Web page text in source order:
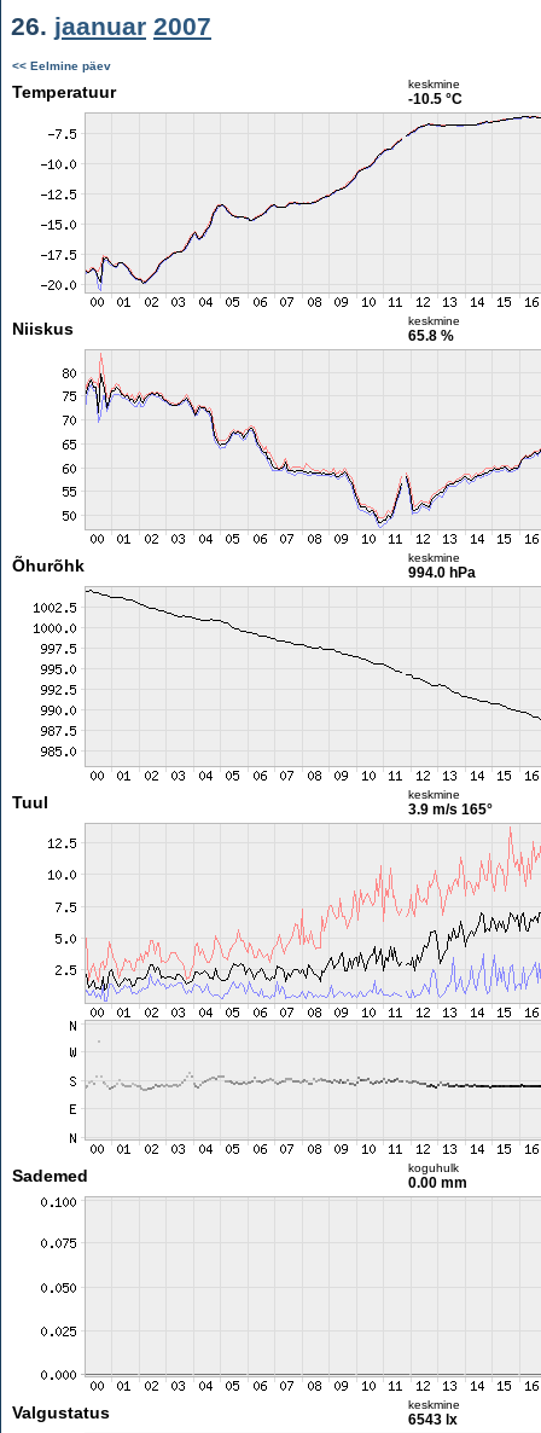
26. jaanuar 2007
<< Eelmine päev
Temperatuur keskmine
-10.5 °C
Niiskus keskmine
65.8 %
Õhurõhk keskmine
994.0 hPa
Tuul keskmine
3.9 m/s 165°
Sademed koguhulk
0.00 mm
Valgustatus keskmine
6543 lx